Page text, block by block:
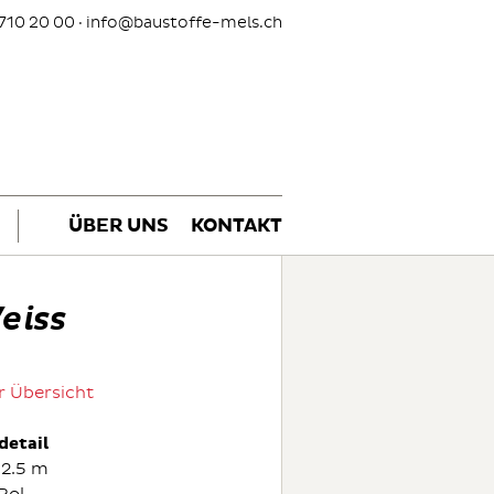
20 00 · info@baustoffe-mels.ch
ÜBER UNS KONTAKT
Übersicht
m